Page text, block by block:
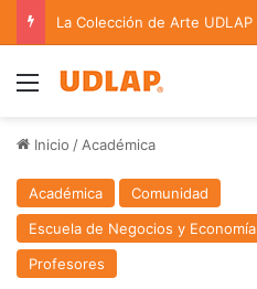
Menu
Inicio / Académica
Académica
Comunidad
Escuela de Negocios y Economía
Profesores